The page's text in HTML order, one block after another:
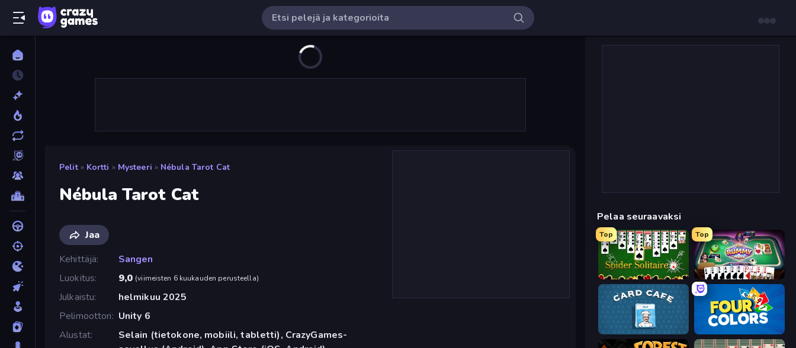
Pelit » Kortti » Mysteeri » Nébula Tarot Cat
Nébula Tarot Cat
Jaa
Kehittäjä
Sangen
Luokitus
9,0 (viimeisten 6 kuukauden perusteella)
Julkaistu
helmikuu 2025
Pelimoottori
Unity 6
Alustat
Selain (tietokone, mobiili, tabletti), CrazyGames-
Pelaa seuraavaksi
Top
Spider Solitaire
Top
Gin Rummy Mania
Card Cafe